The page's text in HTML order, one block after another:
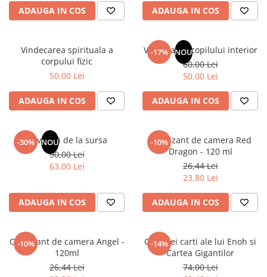
SelfHealing
Sanatate
Masaj
Medicina & Farmacie
Medicina Pentru Toti
Sport
Terapii Alternative
AudioBook
Beletristica
ADAUGA IN COS ADAUGA IN COS
Vindecarea spirituala a
corpului fizic
50,00 Lei
ADAUGA IN COS
-17% NOU
Vindecarea copilului interior
60,00 Lei
50,00 Lei
ADAUGA IN COS
-30% NOU
Revelatii de la sursa
90,00 Lei
63,00 Lei
ADAUGA IN COS
-10%
Odorizant de camera Red
Dragon - 120 ml
26,44 Lei
23,80 Lei
ADAUGA IN COS
-10%
Odorizant de camera Angel -
120ml
26,44 Lei
-14%
Cele trei carti ale lui Enoh si
Cartea Gigantilor
74,00 Lei